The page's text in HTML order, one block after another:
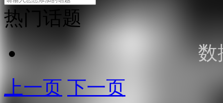
热门话题
数
上一页 下一页